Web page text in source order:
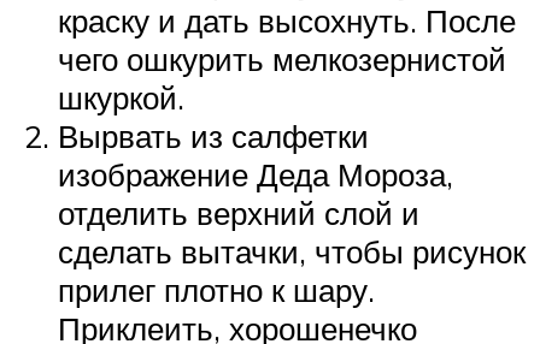
краску и дать высохнуть. После
чего ошкурить мелкозернистой
шкуркой.
Вырвать из салфетки
изображение Деда Мороза,
отделить верхний слой и
сделать вытачки, чтобы рисунок
прилег плотно к шару.
Приклеить, хорошенечко